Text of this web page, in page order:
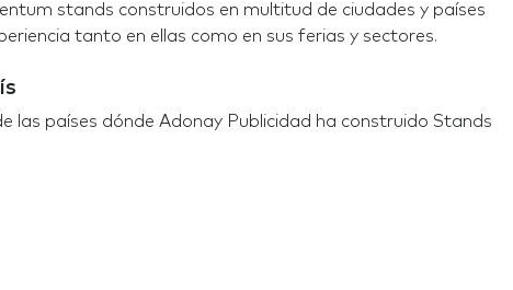
stands construidos en multitud de ciudades y países
tanto en ellas como en sus ferias y sectores.
las países dónde Adonay Publicidad ha construido Stands